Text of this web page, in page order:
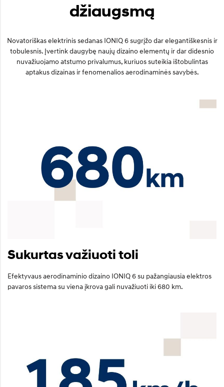
džiaugsmą
Novatoriškas elektrinis sedanas IONIQ 6 sugrįžo dar elegantiškesnis ir
tobulesnis. Įvertink daugybę naujų dizaino elementų ir dar didesnio
nuvažiuojamo atstumo privalumus, kuriuos suteikia ištobulintas
aptakus dizainas ir fenomenalios aerodinaminės savybės.
Sukurtas važiuoti toli
Efektyvaus aerodinaminio dizaino IONIQ 6 su pažangiausia elektros
pavaros sistema su viena įkrova gali nuvažiuoti iki 680 km.